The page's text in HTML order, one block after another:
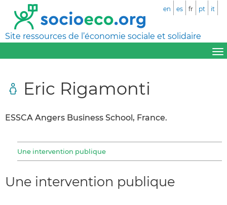
Site ressources de l’économie sociale et solidaire
en es fr pt it
Eric Rigamonti
ESSCA Angers Business School, France.
Une intervention publique
Une intervention publique